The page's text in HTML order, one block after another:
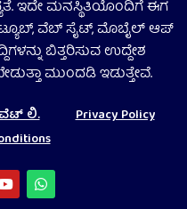
ಇದೇ ಮನಸ್ಥಿತಿಯೊಂದಿಗೆ ಈಗ
ವೆಬ್ ಸೈಟ್‌, ಮೊಬೈಲ್‌ ಆಪ್‌
ಬಿತ್ತರಿಸುವ ಉದ್ದೇಶ
ಮುಂದಡಿ ಇಡುತ್ತೇವೆ.
ಲಿ.
Privacy Policy